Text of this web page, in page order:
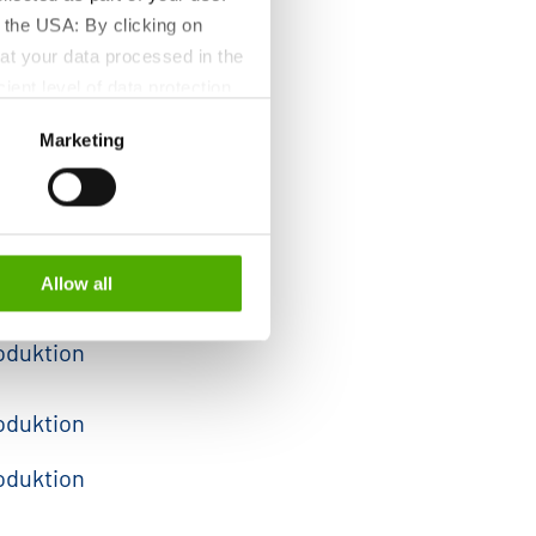
USA: By clicking on
your data processed in the
about the cookies
Marketing
Allow all
& Instandhaltung